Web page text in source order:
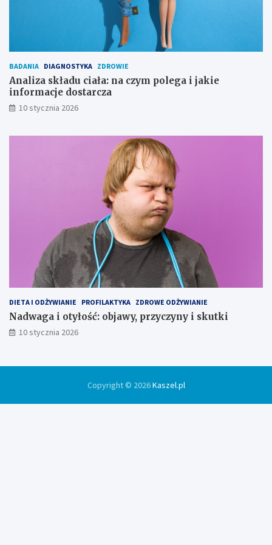
BADANIA DIAGNOSTYKA ZDROWIE
Analiza składu ciała: na czym polega i jakie
informacje dostarcza
10 stycznia 2026
DIETA I ODŻYWIANIE PROFILAKTYKA ZDROWE ODŻYWIANIE
Nadwaga i otyłość: objawy, przyczyny i skutki
10 stycznia 2026
Copyright © 2026Kaszel.pl